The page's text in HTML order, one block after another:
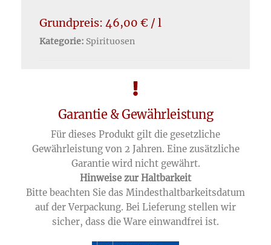
Grundpreis: 46,00 € / l
Kategorie: Spirituosen
Garantie & Gewährleistung
Für dieses Produkt gilt die gesetzliche
Gewährleistung von 2 Jahren. Eine zusätzliche
Garantie wird nicht gewährt.
Hinweise zur Haltbarkeit
Bitte beachten Sie das Mindesthaltbarkeitsdatum
auf der Verpackung. Bei Lieferung stellen wir
sicher, dass die Ware einwandfrei ist.